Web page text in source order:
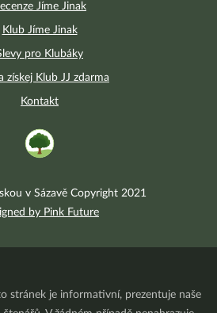
Jíme Jinak
Klub Jíme Jinak
pro Klubáky
získej Klub JJ zdarma
Kontakt
v Sázavě Copyright 2021
by Pink Future
stránek je informativní, prezentuje naše